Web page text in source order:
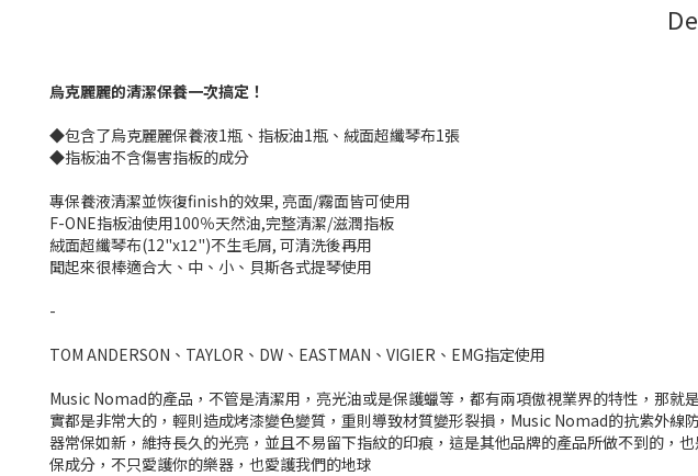
烏克麗麗的清潔保養一次搞定！
◆包含了烏克麗麗保養液1瓶、指板油1瓶、絨面超纖琴布1張
◆指板油不含傷害指板的成分
專保養液清潔並恢復finish的效果, 亮面/霧面皆可使用
F-ONE指板油使用100％天然油,完整清潔/滋潤指板
絨面超纖琴布(12"x12")不生毛屑, 可清洗後再用
聞起來很棒適合大、中、小、貝斯各式提琴使用
-
TOM ANDERSON、TAYLOR、DW、EASTMAN、VIGIER、EMG指定使用
Music Nomad的產品，不管是清潔用，亮光油或是保護蠟等，都有兩項傲視業界的特性，那
實都是非常大的，輕則造成烤漆變色變質，重則導致材質變形裂損，Music Nomad的抗紫外
器常保如新，維持長久的光亮，並且不易留下指紋的印痕，這是其他品牌的產品所做不到的
保成分，不只愛護你的樂器，也愛護我們的地球